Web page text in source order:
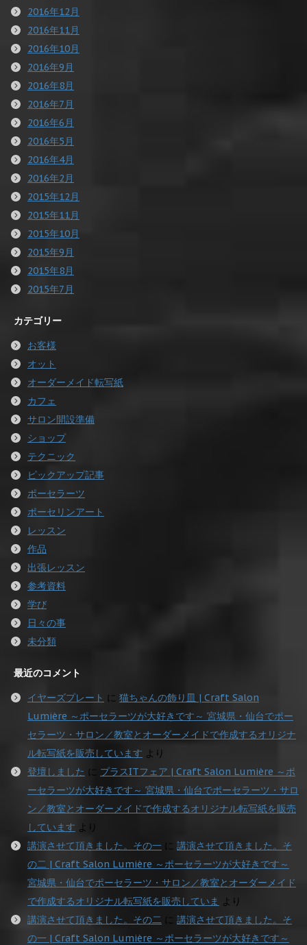
2016年12月
2016年11月
2016年10月
2016年9月
2016年8月
2016年7月
2016年6月
2016年5月
2016年4月
2016年2月
2015年12月
2015年11月
2015年10月
2015年9月
2015年8月
2015年7月
カテゴリー
お客様
オット
オーダーメイド転写紙
カフェ
サロン開設準備
ショップ
テクニック
ピックアップ記事
ポーセラーツ
ポーセリンアート
レッスン
作品
出張レッスン
参考資料
学び
日々の事
未分類
最近のコメント
イヤーズプレート に 猫ちゃんの飾り皿 | Craft Salon
Lumière ～ポーセラーツが大好きです～ 宮城県・仙台でポー
セラーツ・サロン／教室とオーダーメイドで作成するオリジナ
ル転写紙を販売しています より
登壇しました に プラスITフェア | Craft Salon Lumière ～ポ
ーセラーツが大好きです～ 宮城県・仙台でポーセラーツ・サロ
ン／教室とオーダーメイドで作成するオリジナル転写紙を販売
しています より
講演させて頂きました。その一 に 講演させて頂きました。そ
の二 | Craft Salon Lumière ～ポーセラーツが大好きです～
宮城県・仙台でポーセラーツ・サロン／教室とオーダーメイド
で作成するオリジナル転写紙を販売していま より
講演させて頂きました。その二 に 講演させて頂きました。そ
の一 | Craft Salon Lumière ～ポーセラーツが大好きです～